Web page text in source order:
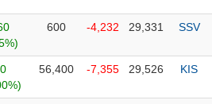
600 -4,232 29,331 SSV
56,400 -7,355 29,526 KIS